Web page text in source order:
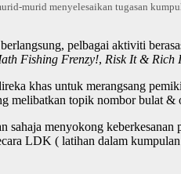
murid menyelesaikan tugasan
pelbagai aktiviti
Fishing Frenzy!, Risk It & Rich
khas untuk merangsang
melibatkan topik nombor bulat &
sahaja menyokong
LDK ( latihan dalam